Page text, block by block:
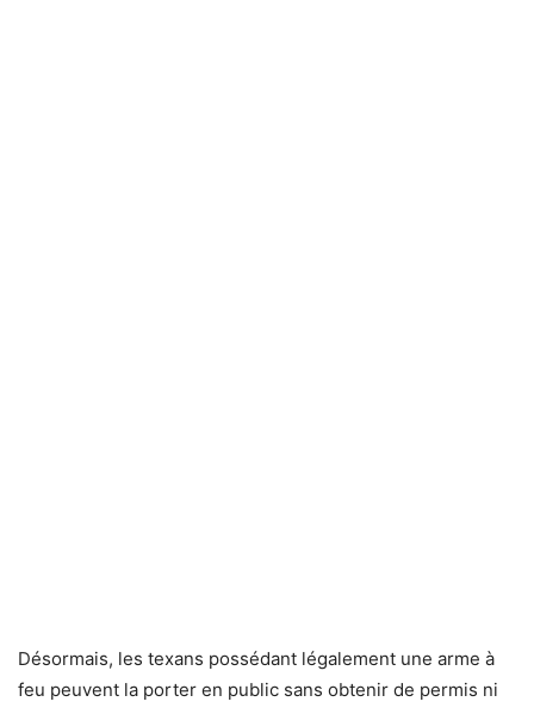
Désormais, les texans possédant légalement une arme à
feu peuvent la porter en public sans obtenir de permis ni